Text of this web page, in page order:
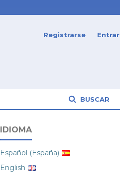
BUSCAR
Registrarse Entrar
IDIOMA
Español (España)
English